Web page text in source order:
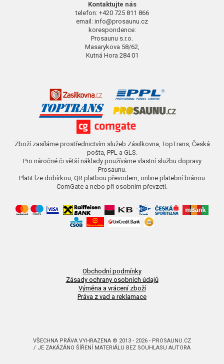
Kontaktujte nás
telefon: +420 725 811 866
email: info@prosaunu.cz
korespondence:
Prosaunu s.r.o.
Masarykova 58/62,
Kutná Hora 284 01
Zboží zasíláme prostřednictvím služeb Zásilkovna, TopTrans, Česká
pošta, PPL a GLS.
Pro náročné či větší náklady používáme vlastní službu dopravy
Prosaunu.
Platit lze dobírkou, QR platbou převodem, online platební bránou
ComGate a nebo při osobním převzetí.
Obchodní podmínky
Zásady ochrany osobních údajů
Výměna a vrácení zboží
Práva z vad a reklamace
VŠECHNA PRÁVA VYHRAZENA © 2013 - 2026 - PROSAUNU.CZ
/ JE ZAKÁZÁNO ŠÍŘENÍ MATERIÁLU BEZ SOUHLASU AUTORA